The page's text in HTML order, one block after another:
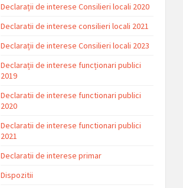
Declarații de interese Consilieri locali 2020
Declaratii de interese consilieri locali 2021
Declarații de interese Consilieri locali 2023
Declarații de interese funcționari publici
2019
Declaratii de interese functionari publici
2020
Declaratii de interese functionari publici
2021
Declaratii de interese primar
Dispozitii